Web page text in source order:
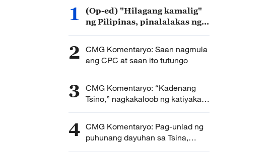
1
(Op-ed) "Hilagang kamalig"
ng Pilipinas, pinalalakas ng
2 CMG Komentaryo: Saan nagmula
ang CPC at saan ito tutungo
3 CMG Komentaryo: “Kadenang
Tsino,” nagkakaloob ng katiyakan
at bagong lakas-panulak sa
industriyal
4 CMG Komentaryo: Pag-unlad ng
puhunang dayuhan sa Tsina,
gaganda, lalawak, lalalim at